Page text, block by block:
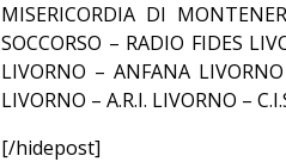
MISERICORDIA DI
SOCCORSO – RADIO FIDES
LIVORNO – ANFANA
LIVORNO – A.R.I. LIVORNO –
[/hidepost]